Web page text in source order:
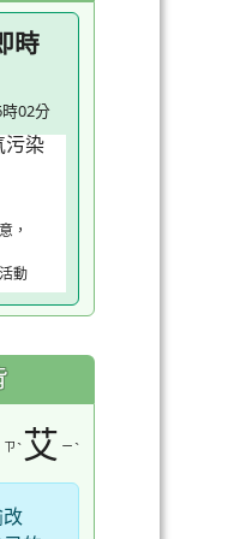
時
02分
，
動
ㄗ ˋ 艾 ㄧ ˋ
改